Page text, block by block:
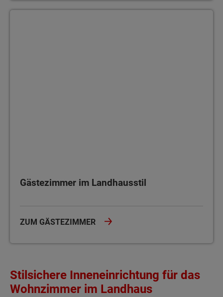
Gästezimmer im Landhausstil
ZUM GÄSTEZIMMER
Stilsichere Inneneinrichtung für das
Wohnzimmer im Landhaus